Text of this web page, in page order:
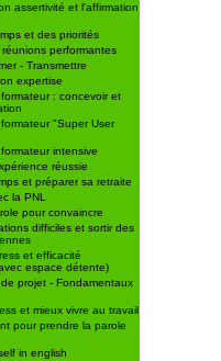
assertivité et l'affirmation
et des priorités
performantes
- Transmettre
expertise
: concevoir et
"Super User
intensive
réussie
et préparer sa retraite
la PNL
pour convaincre
difficiles et sortir des
et efficacité
espace détente)
projet - Fondamentaux
et mieux vivre au travail
pour prendre la parole
in english